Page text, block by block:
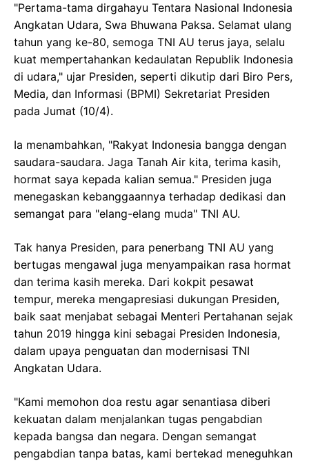
"Pertama-tama dirgahayu Tentara Nasional Indonesia
Angkatan Udara, Swa Bhuwana Paksa. Selamat ulang
tahun yang ke-80, semoga TNI AU terus jaya, selalu
kuat mempertahankan kedaulatan Republik Indonesia
di udara," ujar Presiden, seperti dikutip dari Biro Pers,
Media, dan Informasi (BPMI) Sekretariat Presiden
pada Jumat (10/4).
Ia menambahkan, "Rakyat Indonesia bangga dengan
saudara-saudara. Jaga Tanah Air kita, terima kasih,
hormat saya kepada kalian semua." Presiden juga
menegaskan kebanggaannya terhadap dedikasi dan
semangat para "elang-elang muda" TNI AU.
Tak hanya Presiden, para penerbang TNI AU yang
bertugas mengawal juga menyampaikan rasa hormat
dan terima kasih mereka. Dari kokpit pesawat
tempur, mereka mengapresiasi dukungan Presiden,
baik saat menjabat sebagai Menteri Pertahanan sejak
tahun 2019 hingga kini sebagai Presiden Indonesia,
dalam upaya penguatan dan modernisasi TNI
Angkatan Udara.
"Kami memohon doa restu agar senantiasa diberi
kekuatan dalam menjalankan tugas pengabdian
kepada bangsa dan negara. Dengan semangat
pengabdian tanpa batas, kami bertekad meneguhkan